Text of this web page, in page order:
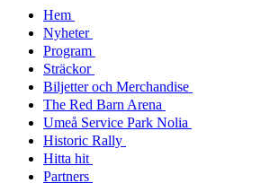
Hem
Nyheter
Program
Sträckor
Biljetter och Merchandise
The Red Barn Arena
Umeå Service Park Nolia
Historic Rally
Hitta hit
Partners